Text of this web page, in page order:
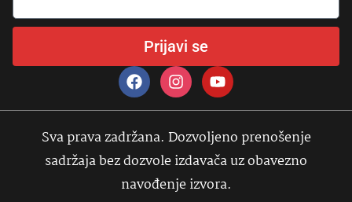
Prijavi se
Sva prava zadržana. Dozvoljeno prenošenje
sadržaja bez dozvole izdavača uz obavezno
navođenje izvora.